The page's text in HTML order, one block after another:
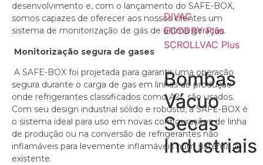
DIVAC
ECODRY Plus
SCROLLVAC Plus
Bombas
Vácuo
Secas
Industriais
desenvolvimento e, com o lançamento do SAFE-BOX,
somos capazes de oferecer aos nossos clientes um
sistema de monitorização de gás de última geração.
Monitorização segura de gases
A SAFE-BOX foi projetada para garantir uma operação
segura durante o carga de gas em linhas de produção
onde refrigerantes classificados como A2L são usados.
Com seu design industrial sólido e robusto, a SAFE-BOX é
o sistema ideal para uso em novas configurações de linha
de produção ou na conversão de refrigerantes não
inflamáveis para levemente inflamáveis num sistema já
existente.